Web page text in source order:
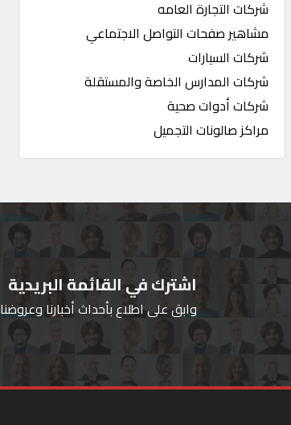
شركات التجارة العامه
مشاهير صفحات التواصل الاجتماعي
شركات السيارات
شركات المدارس الخاصة والمستقلة
شركات أدوات صحية
مراكز صالونات التجميل
اشترك في القائمة البريدية
وابق على اطلاع بأحداث أخبارنا وعروضنا